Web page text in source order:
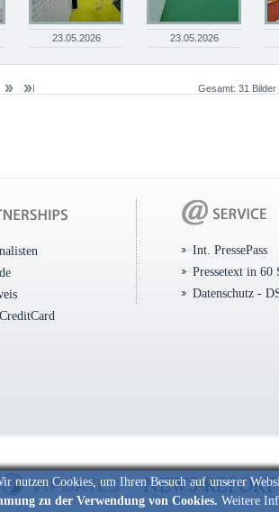
nutzen Cookies, um Ihren Besuch auf unserer
zu der Verwendung von Cookies. Weitere
23.05.2026 23.05.2026
Gesamt: 31 Bilder
Int. PressePass
Pressetext in 60
Datenschutz -